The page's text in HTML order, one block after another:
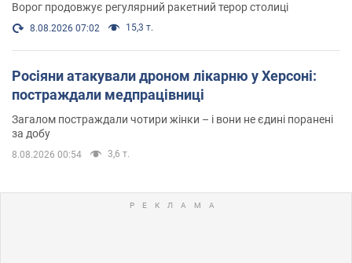
Ворог продовжує регулярний ракетний терор столиці
8.08.2026 07:02 15,3 т.
Росіяни атакували дроном лікарню у Херсоні:
постраждали медпрацівниці
Загалом постраждали чотири жінки – і вони не єдині поранені
за добу
8.08.2026 00:54 3,6 т.